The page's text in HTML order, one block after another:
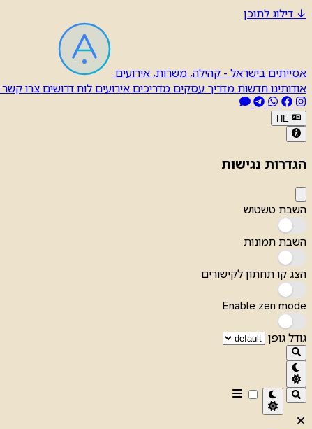
↓ דילוג לתוכן
אסייתים בישראל - קהילה, משרות, אירועים
אודותינוחדשות מדריך עסקיםמדריכיםאירועיםלוח דרושיםצרו קשר
HE
הגדרות נגישות
השבת טשטוש
השבת תמונות
הצג קו תחתון לקישורים
Enable zen mode
גודל גופן